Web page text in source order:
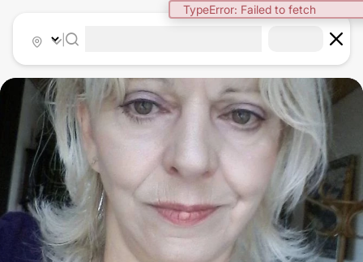
TypeError: Failed to fetch